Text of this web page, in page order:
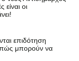
είναι οι
επιδότηση
μπορούν να